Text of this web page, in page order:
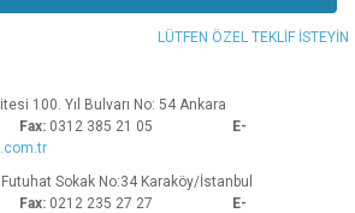
hatalar bulunuyor.
sitelerden daha pahalı.
farklı alternatifler olmalı.
LÜTFEN ÖZEL TEKLİF İSTEYİN
Sitesi 100. Yıl Bulvarı No: 54 Ankara
Fax: 0312 385 21 05
E-
Futuhat Sokak No:34 Karaköy/İstanbul
Fax: 0212 235 27 27
E-